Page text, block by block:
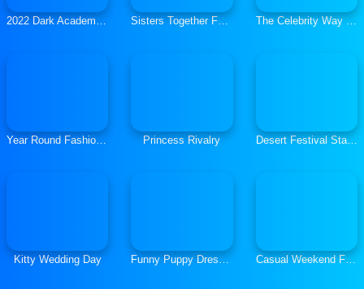
2022 Dark Academia to Egirl Dress up Sisters Together Forever The Celebrity Way Of Life
Year Round Fashionista: Curly Princess Rivalry Desert Festival Stay Home
Kitty Wedding Day Funny Puppy Dress Up Casual Weekend Fashionistas